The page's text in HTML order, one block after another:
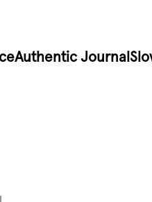
Authentic Journal